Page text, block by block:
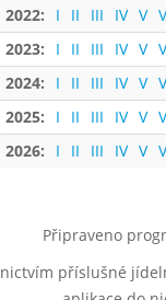
2022:
I II III IV V
2023:
I II III IV V
2024:
I II III IV V
2025:
I II III IV V
2026:
I II III IV V
Připraveno
příslušné